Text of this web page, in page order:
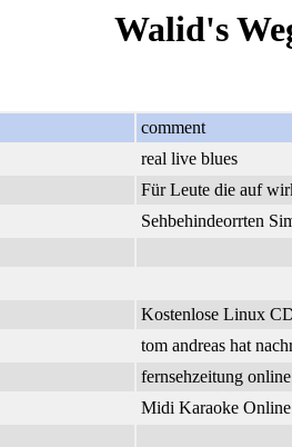
Walid's
comment
real live blues
Für Leute die auf
Sehbehindeorrten
Kostenlose Linux
tom andreas hat
fernsehzeitung online
Midi Karaoke Online